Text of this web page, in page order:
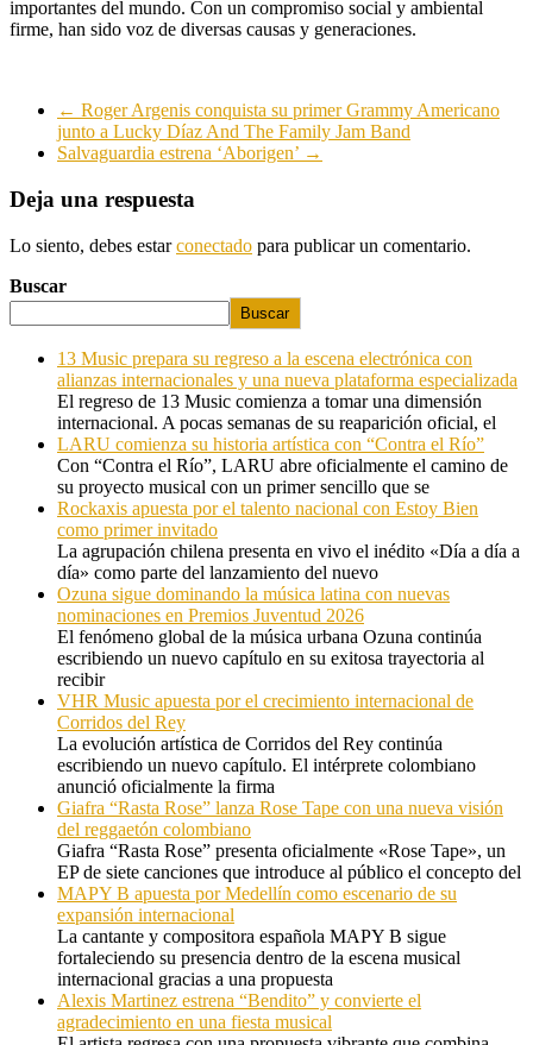
importantes del mundo. Con un compromiso social y ambiental
firme, han sido voz de diversas causas y generaciones.
← Roger Argenis conquista su primer Grammy Americano
junto a Lucky Díaz And The Family Jam Band
Salvaguardia estrena ‘Aborigen’ →
Deja una respuesta
Lo siento, debes estarconectado para publicar un comentario.
Buscar
Buscar
13 Music prepara su regreso a la escena electrónica con
alianzas internacionales y una nueva plataforma especializada
El regreso de 13 Music comienza a tomar una dimensión
internacional. A pocas semanas de su reaparición oficial, el
LARU comienza su historia artística con “Contra el Río”
Con “Contra el Río”, LARU abre oficialmente el camino de
su proyecto musical con un primer sencillo que se
Rockaxis apuesta por el talento nacional con Estoy Bien
como primer invitado
La agrupación chilena presenta en vivo el inédito «Día a día a
día» como parte del lanzamiento del nuevo
Ozuna sigue dominando la música latina con nuevas
nominaciones en Premios Juventud 2026
El fenómeno global de la música urbana Ozuna continúa
escribiendo un nuevo capítulo en su exitosa trayectoria al
recibir
VHR Music apuesta por el crecimiento internacional de
Corridos del Rey
La evolución artística de Corridos del Rey continúa
escribiendo un nuevo capítulo. El intérprete colombiano
anunció oficialmente la firma
Giafra “Rasta Rose” lanza Rose Tape con una nueva visión
del reggaetón colombiano
Giafra “Rasta Rose” presenta oficialmente «Rose Tape», un
EP de siete canciones que introduce al público el concepto del
MAPY B apuesta por Medellín como escenario de su
expansión internacional
La cantante y compositora española MAPY B sigue
fortaleciendo su presencia dentro de la escena musical
internacional gracias a una propuesta
Alexis Martinez estrena “Bendito” y convierte el
agradecimiento en una fiesta musical